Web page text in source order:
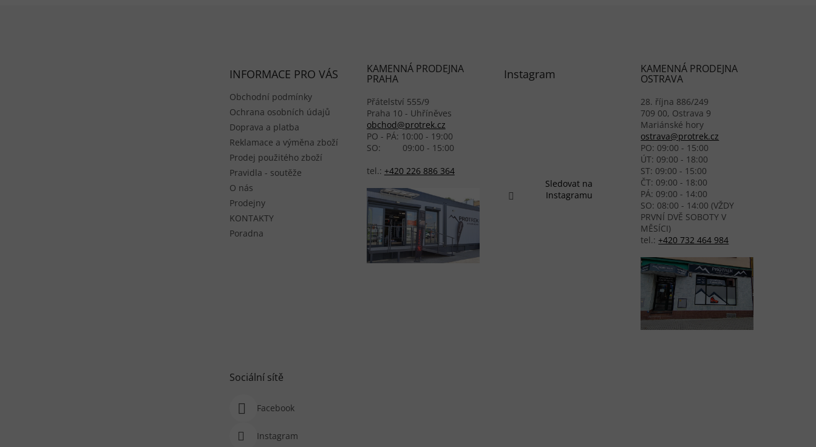
INFORMACE PRO VÁS
Obchodní podmínky
Ochrana osobních údajů
Doprava a platba
Reklamace a výměna zboží
Prodej použitého zboží
Pravidla - soutěže
O nás
Prodejny
KONTAKTY
Poradna
KAMENNÁ PRODEJNA
PRAHA
Přátelství 555/9
Praha 10 - Uhříněves
obchod@protrek.cz
PO - PÁ: 10:00 - 19:00
SO: 09:00 - 15:00
tel.: +420 226 886 364
Instagram
Sledovat na
Instagramu
KAMENNÁ PRODEJNA
OSTRAVA
28. října 886/249
709 00, Ostrava 9
Mariánské hory
ostrava@protrek.cz
PO: 09:00 - 15:00
ÚT: 09:00 - 18:00
ST: 09:00 - 15:00
ČT: 09:00 - 18:00
PÁ: 09:00 - 14:00
SO: 08:00 - 14:00 (VŽDY
PRVNÍ DVĚ SOBOTY V
MĚSÍCI)
tel.:+420 732 464 984
Sociální sítě
Facebook
Instagram